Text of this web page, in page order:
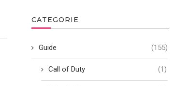
CATEGORIE
Guide (155)
Call of Duty (1)